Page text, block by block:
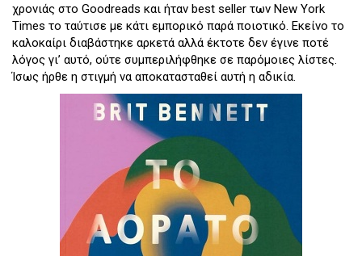
χρονιάς στο Goodreads και ήταν best seller των New York
Times το ταύτισε με κάτι εμπορικό παρά ποιοτικό. Εκείνο το
καλοκαίρι διαβάστηκε αρκετά αλλά έκτοτε δεν έγινε ποτέ
λόγος γι’ αυτό, ούτε συμπεριλήφθηκε σε παρόμοιες λίστες.
Ίσως ήρθε η στιγμή να αποκατασταθεί αυτή η αδικία.